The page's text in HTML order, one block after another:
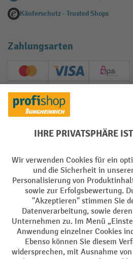
Käuferschutz - Trusted Shops
Zahlungsarten
Creditcard (Master)Creditcard (Visa)
EPS
PayPal
Soziale Netzwerke
Impressum
Barrierefreiheit Privacy
Alle Preise exkl. gesetzl.
Nachnahmegebühren, wenn nicht